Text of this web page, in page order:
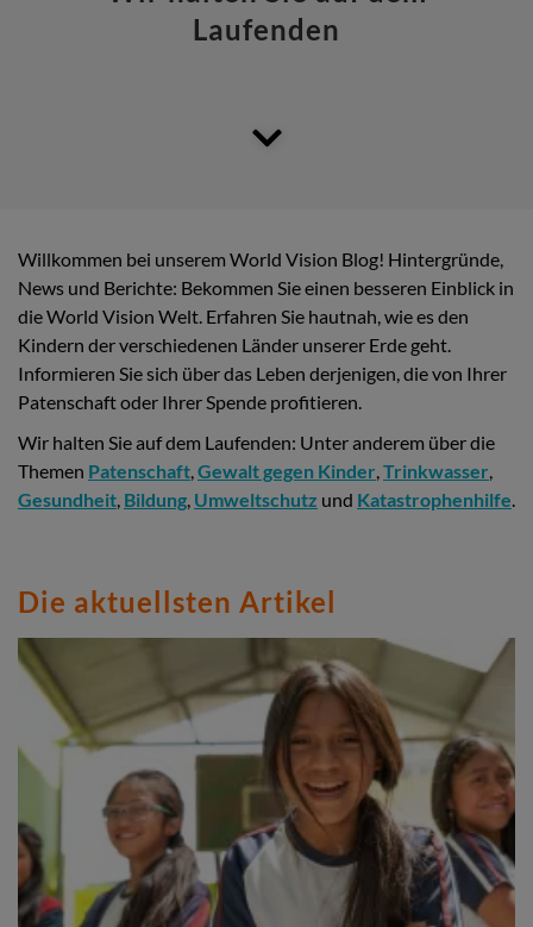
Laufenden
Willkommen bei unserem World Vision Blog! Hintergründe,
News und Berichte: Bekommen Sie einen besseren Einblick in
die World Vision Welt. Erfahren Sie hautnah, wie es den
Kindern der verschiedenen Länder unserer Erde geht.
Informieren Sie sich über das Leben derjenigen, die von Ihrer
Patenschaft oder Ihrer Spende profitieren.
Wir halten Sie auf dem Laufenden: Unter anderem über die
Themen Patenschaft Gewalt gegen Kinder Trinkwasser
Gesundheit Bildung Umweltschutz und Katastrophenhilfe
Die aktuellsten Artikel